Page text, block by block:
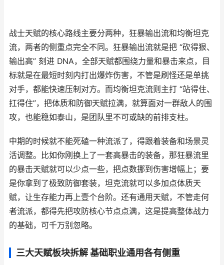
战士天赋的核心路线主要分两种，狂暴输出流和均衡坦克
流，两者的侧重点完全不同。狂暴输出流就是把 “砍得狠、
输出高” 刻进 DNA，全部天赋都围绕力量和暴击来点，目
标就是在最短时刻内打出爆炸伤害，不管是刷怪还是单挑
对手，都能快速压制对方。而均衡坦克流则主打 “站得住、
扛得住”，把体质和防御天赋拉满，就算面对一群敌人的围
攻，也能稳如泰山，是团队里不可或缺的前排支柱。
中期的时候就不能死磕一种流派了，得跟着装备和场景灵
活调整。比如你刚换上了一套高暴击的装备，那狂暴流里
的暴击天赋就可以少点一些，把点数挪到伤害增幅上；要
是你拿到了极致防御套装，坦克流就可以多加点体质天
赋，让生存能力再上壹个台阶。还有通用天赋，不管走何
者流派，都得先把攻防核心节点点满，这是提高整体战力
的基础，可千万别忽略。
三大天赋板块拆解 基础职业通用各有侧重